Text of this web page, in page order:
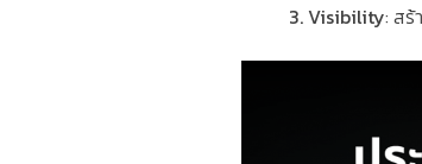
3. Visibility:สร้